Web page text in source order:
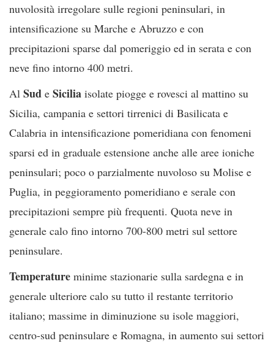
nuvolosità irregolare sulle regioni peninsulari, in
intensificazione su Marche e Abruzzo e con
precipitazioni sparse dal pomeriggio ed in serata e con
neve fino intorno 400 metri.
Al Sud e Sicilia isolate piogge e rovesci al mattino su
Sicilia, campania e settori tirrenici di Basilicata e
Calabria in intensificazione pomeridiana con fenomeni
sparsi ed in graduale estensione anche alle aree ioniche
peninsulari; poco o parzialmente nuvoloso su Molise e
Puglia, in peggioramento pomeridiano e serale con
precipitazioni sempre più frequenti. Quota neve in
generale calo fino intorno 700-800 metri sul settore
peninsulare.
Temperature minime stazionarie sulla sardegna e in
generale ulteriore calo su tutto il restante territorio
italiano; massime in diminuzione su isole maggiori,
centro-sud peninsulare e Romagna, in aumento sui settori